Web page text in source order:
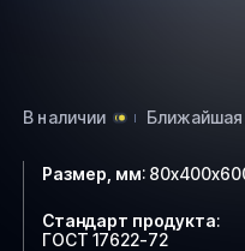
В наличии Ближайшая
Размер, мм:
Стандарт продукта:
ГОСТ 17622-72